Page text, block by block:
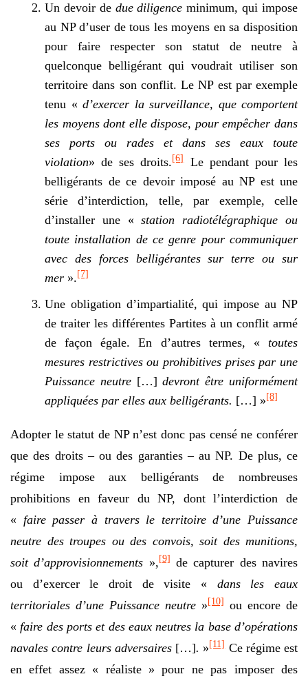
Un devoir de due diligenceminimum, qui impose
au NP d’user de tous les moyens en sa disposition
pour faire respecter son statut de neutre à
quelconque belligérant qui voudrait utiliser son
territoire dans son conflit. Le NP est par exemple
tenu « d’exercer la surveillance, que comportent
les moyens dont elle dispose, pour empêcher dans
ses ports ou rades et dans ses eaux toute
violation» de ses droits.[6]Le pendant pour les
belligérants de ce devoir imposé au NP est une
série d’interdiction, telle, par exemple, celle
d’installer une «station radiotélégraphique ou
toute installation de ce genre pour communiquer
avec des forces belligérantes sur terre ou sur
mer ».[7]
Une obligation d’impartialité, qui impose au NP
de traiter les différentes Partites à un conflit armé
de façon égale. En d’autres termes, « toutes
mesures restrictives ou prohibitives prises par une
Puissance neutre […]devront être uniformément
appliquées par elles aux belligérants. […] »[8]
Adopter le statut de NP n’est donc pas censé ne conférer
que des droits – ou des garanties – au NP. De plus, ce
régime impose aux belligérants de nombreuses
prohibitions en faveur du NP, dont l’interdiction de
« faire passer à travers le territoire d’une Puissance
neutre des troupes ou des convois, soit des munitions,
soit d’approvisionnements »,[9] de capturer des navires
ou d’exercer le droit de visite « dans les eaux
territoriales d’une Puissance neutre »[10] ou encore de
« faire des ports et des eaux neutres la base d’opérations
navales contre leurs adversaires […]. »[11]Ce régime est
en effet assez « réaliste » pour ne pas imposer des